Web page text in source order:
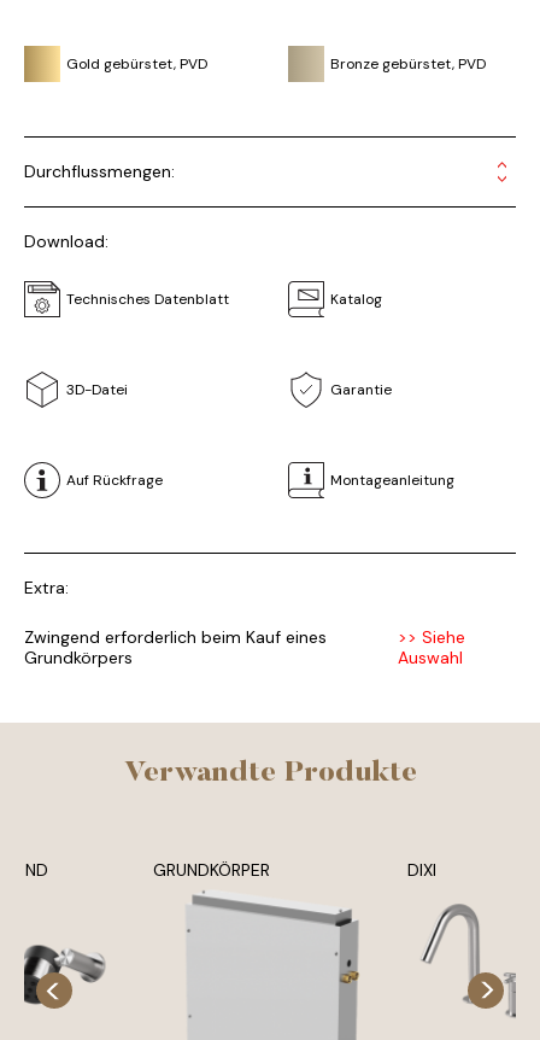
Gold gebürstet, PVD Bronze gebürstet, PVD
Durchflussmengen:
Download:
Technisches Datenblatt Katalog
3D-Datei Garantie
Auf Rückfrage Montageanleitung
Extra:
Zwingend erforderlich beim Kauf eines
Grundkörpers
>> Siehe
Auswahl
Verwandte Produkte
UND
GRUNDKÖRPER DIXI